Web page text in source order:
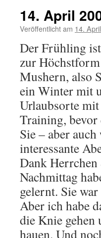
14. April
Veröffentlicht am 14.
Der Frühling
zur
Mushern, also
ein Winter mit
Urlaubsorte
Training,
Sie – aber
interessante
Dank Herrchen
Nachmittag
gelernt. Sie
Aber ich habe
die Knie gehen
hauen. Und